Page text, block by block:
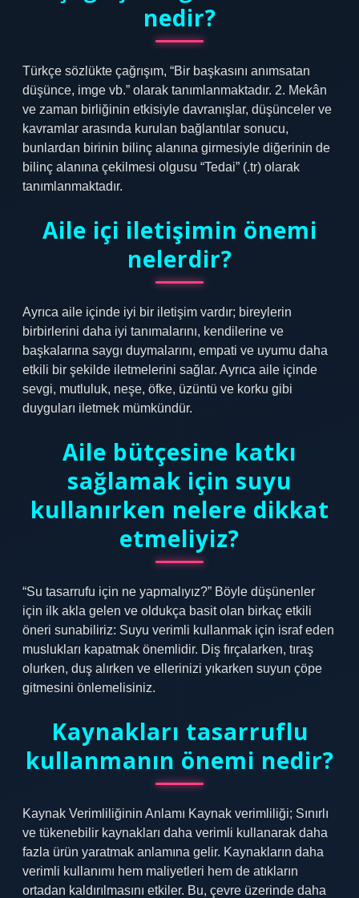
nedir?
Türkçe sözlükte çağrışım, “Bir başkasını anımsatan
düşünce, imge vb.” olarak tanımlanmaktadır. 2. Mekân
ve zaman birliğinin etkisiyle davranışlar, düşünceler ve
kavramlar arasında kurulan bağlantılar sonucu,
bunlardan birinin bilinç alanına girmesiyle diğerinin de
bilinç alanına çekilmesi olgusu “Tedai” (.tr) olarak
tanımlanmaktadır.
Aile içi iletişimin önemi
nelerdir?
Ayrıca aile içinde iyi bir iletişim vardır; bireylerin
birbirlerini daha iyi tanımalarını, kendilerine ve
başkalarına saygı duymalarını, empati ve uyumu daha
etkili bir şekilde iletmelerini sağlar. Ayrıca aile içinde
sevgi, mutluluk, neşe, öfke, üzüntü ve korku gibi
duyguları iletmek mümkündür.
Aile bütçesine katkı
sağlamak için suyu
kullanırken nelere dikkat
etmeliyiz?
“Su tasarrufu için ne yapmalıyız?” Böyle düşünenler
için ilk akla gelen ve oldukça basit olan birkaç etkili
öneri sunabiliriz: Suyu verimli kullanmak için israf eden
muslukları kapatmak önemlidir. Diş fırçalarken, tıraş
olurken, duş alırken ve ellerinizi yıkarken suyun çöpe
gitmesini önlemelisiniz.
Kaynakları tasarruflu
kullanmanın önemi nedir?
Kaynak Verimliliğinin Anlamı Kaynak verimliliği; Sınırlı
ve tükenebilir kaynakları daha verimli kullanarak daha
fazla ürün yaratmak anlamına gelir. Kaynakların daha
verimli kullanımı hem maliyetleri hem de atıkların
ortadan kaldırılmasını etkiler. Bu, çevre üzerinde daha